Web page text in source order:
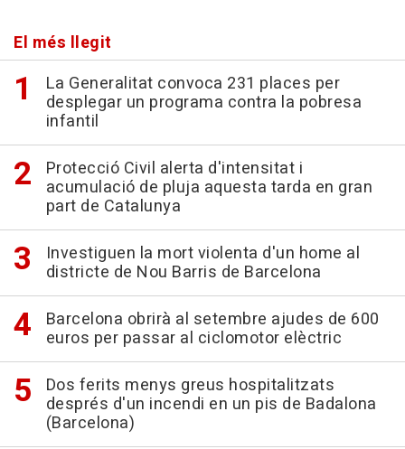
El més llegit
La Generalitat convoca 231 places per
desplegar un programa contra la pobresa
infantil
Protecció Civil alerta d'intensitat i
acumulació de pluja aquesta tarda en gran
part de Catalunya
Investiguen la mort violenta d'un home al
districte de Nou Barris de Barcelona
Barcelona obrirà al setembre ajudes de 600
euros per passar al ciclomotor elèctric
Dos ferits menys greus hospitalitzats
després d'un incendi en un pis de Badalona
(Barcelona)